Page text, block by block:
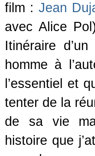
film :Jean
avec Alice
Itinéraire
homme à
l’essentiel et
tenter de la
de sa vie
histoire que